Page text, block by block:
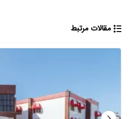
مقالات مرتبط